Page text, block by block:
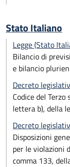
Stato Italiano
Legge (Stato
Bilancio di
e bilancio
Decreto
Codice del
lettera b), della
Decreto
Disposizioni
per le violazioni
comma 133,